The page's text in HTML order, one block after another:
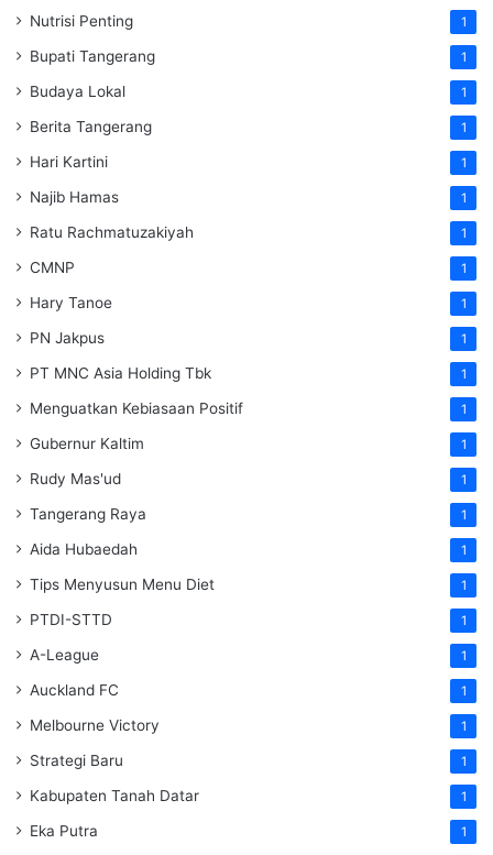
Nutrisi Penting 1
Bupati Tangerang 1
Budaya Lokal 1
Berita Tangerang 1
Hari Kartini 1
Najib Hamas 1
Ratu Rachmatuzakiyah 1
CMNP 1
Hary Tanoe 1
PN Jakpus 1
PT MNC Asia Holding Tbk 1
Menguatkan Kebiasaan Positif 1
Gubernur Kaltim 1
Rudy Mas'ud 1
Tangerang Raya 1
Aida Hubaedah 1
Tips Menyusun Menu Diet 1
PTDI-STTD 1
A-League 1
Auckland FC 1
Melbourne Victory 1
Strategi Baru 1
Kabupaten Tanah Datar 1
Eka Putra 1